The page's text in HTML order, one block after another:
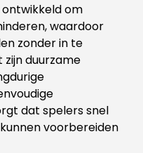
ontwikkeld om
waardoor
zonder in te
duurzame
dat spelers snel
voorbereiden